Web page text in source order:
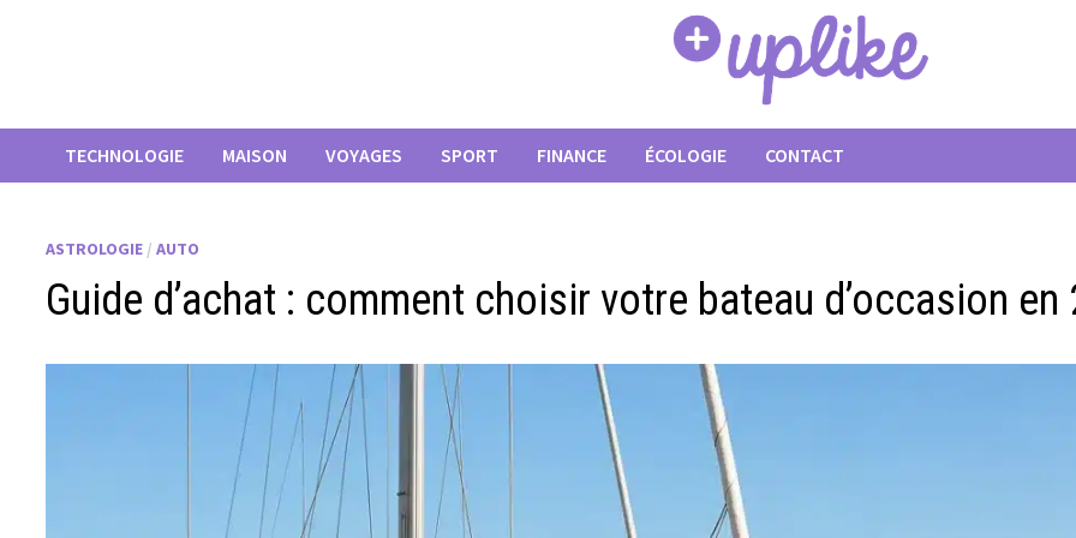
TECHNOLOGIE MAISON VOYAGES SPORT FINANCE ÉCOLOGIE CONTACT
ASTROLOGIE /AUTO
Guide d’achat : comment choisir votre bateau d’occasion en